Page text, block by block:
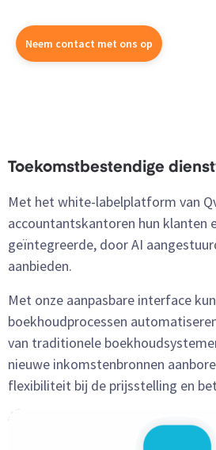
Neem contact met ons op
Toekomstbestendige
Met het white-labelplatform van
accountantskantoren hun klanten
geïntegreerde, door AI
aanbieden.
Met onze aanpasbare interface
boekhoudprocessen
van traditionele
nieuwe inkomstenbronnen
flexibiliteit bij de prijsstelling en